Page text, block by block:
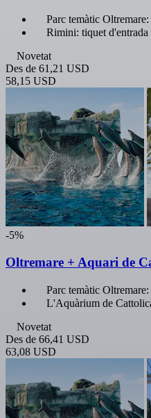
Parc temàtic
Rimini: tiquet d'entrada
Novetat
Des de 61,21 USD
58,15 USD
-5%
Oltremare + Aquari de
Parc temàtic
L'Aquàrium de
Novetat
Des de 66,41 USD
63,08 USD